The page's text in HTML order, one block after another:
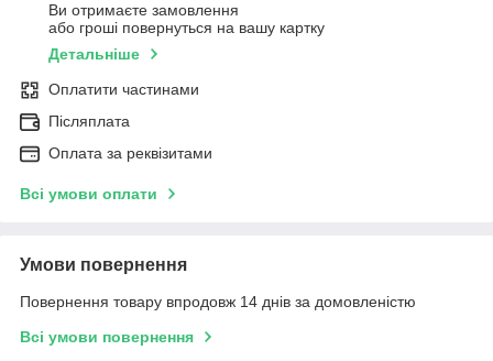
Ви отримаєте замовлення
або гроші повернуться на вашу картку
Детальніше
Оплатити частинами
Післяплата
Оплата за реквізитами
Всі умови оплати
Умови повернення
Повернення товару впродовж 14 днів за домовленістю
Всі умови повернення